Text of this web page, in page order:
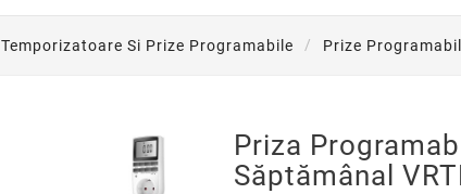
Temporizatoare Si Prize Programabile Prize
Priza
Săptămânal